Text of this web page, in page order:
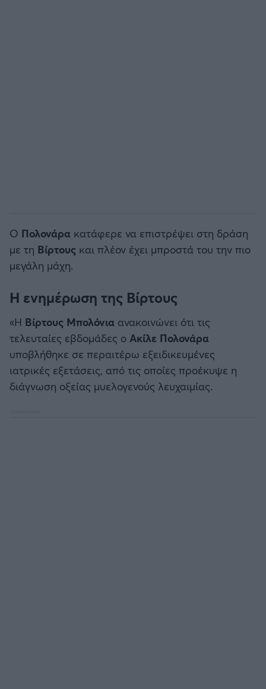
Ο Πολονάρα κατάφερε να επιστρέψει στη δράση
με τη Βίρτους και πλέον έχει μπροστά του την πιο
μεγάλη μάχη.
Η ενημέρωση της Βίρτους
«Η Βίρτους Μπολόνια ανακοινώνει ότι τις
τελευταίες εβδομάδες ο Ακίλε Πολονάρα
υποβλήθηκε σε περαιτέρω εξειδικευμένες
ιατρικές εξετάσεις, από τις οποίες προέκυψε η
διάγνωση οξείας μυελογενούς λευχαιμίας.